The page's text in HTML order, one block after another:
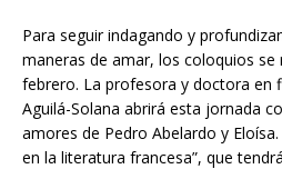
Para seguir indagando y
maneras de amar, los coloquios
febrero. La profesora y doctora en
Aguilá-Solana abrirá esta jornada
amores de Pedro Abelardo y
en la literatura francesa”, que